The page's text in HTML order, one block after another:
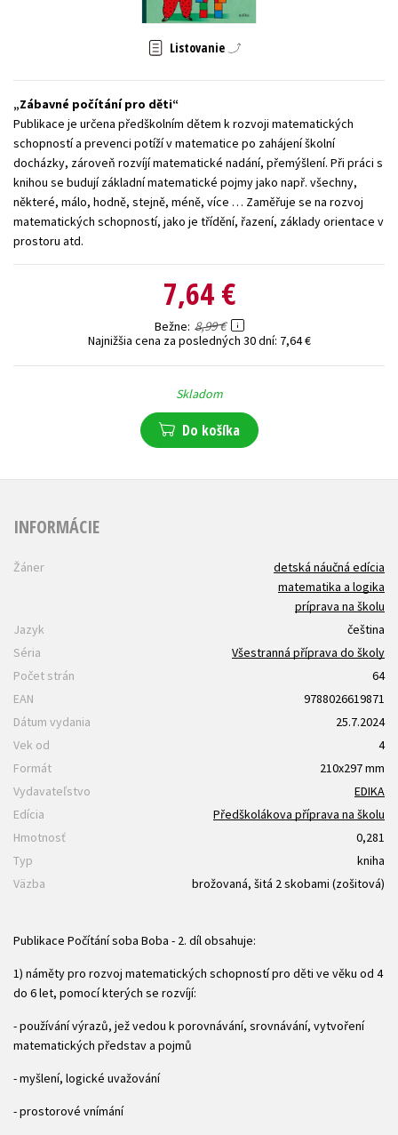
Technické vedy
Učebnice
Umenie a kultúra
Výchova a pedagogika
Young adult
Zdravie a životný štýl
Všetky tituly
Listovanie
Zábavné počítání pro děti
Publikace je určena předškolním dětem k rozvoji matematických
schopností a prevenci potíží v matematice po zahájení školní
docházky, zároveň rozvíjí matematické nadání, přemýšlení. Při práci s
knihou se budují základní matematické pojmy jako např. všechny,
některé, málo, hodně, stejně, méně, více … Zaměřuje se na rozvoj
matematických schopností, jako je třídění, řazení, základy orientace v
prostoru atd.
7,64 €
Bežne 8,99 €
Najnižšia cena za posledných 30 dní: 7,64 €
Skladom
Do košíka
INFORMÁCIE
Žáner
detská náučná edícia
matematika a logika
príprava na školu
Jazyk
čeština
Séria
Všestranná příprava do školy
Počet strán
64
EAN
9788026619871
Dátum vydania
25.7.2024
Vek od
4
Formát
210x297 mm
Vydavateľstvo
EDIKA
Edícia
Předškolákova příprava na školu
Hmotnosť
0,281
Typ
kniha
Väzba
brožovaná, šitá 2 skobami (zošitová)
Publikace Počítání soba Boba - 2. díl obsahuje:
1) náměty pro rozvoj matematických schopností pro děti ve věku od 4
do 6 let, pomocí kterých se rozvíjí:
- používání výrazů, jež vedou k porovnávání, srovnávání, vytvoření
matematických představ a pojmů
- myšlení, logické uvažování
- prostorové vnímání